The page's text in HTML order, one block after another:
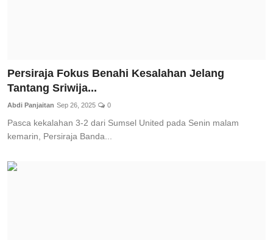
Persiraja Fokus Benahi Kesalahan Jelang
Tantang Sriwija...
Abdi Panjaitan Sep 26, 2025 0
Pasca kekalahan 3-2 dari Sumsel United pada Senin malam
kemarin, Persiraja Banda...